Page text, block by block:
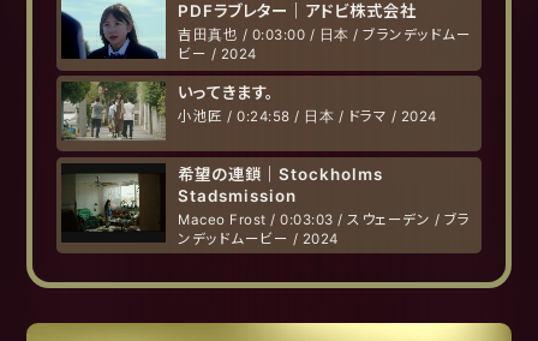
PDFラブレター｜アドビ株式会社
吉田真也 / 0:03:00 / 日本 / ブランデッドムー
ビー / 2024
いってきます。
小池匠 / 0:24:58 / 日本 / ドラマ / 2024
希望の連鎖｜Stockholms
Stadsmission
Maceo Frost / 0:03:03 / スウェーデン / ブラ
ンデッドムービー / 2024